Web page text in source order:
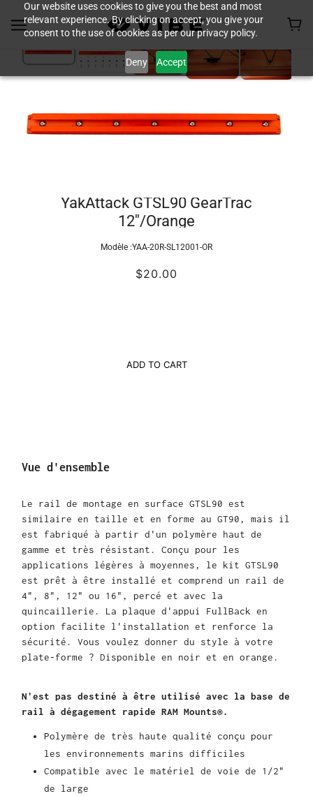
Our website uses cookies to give you the best and most
relevant experience. By clicking on accept, you give your
consent to the use of cookies as per our privacy policy.
Deny Accept
YakAttack GTSL90 GearTrac
12''/Orange
Modèle :YAA-20R-SL12001-OR
$20.00
ADD TO CART
Vue d'ensemble
Le rail de montage en surface GTSL90 est
similaire en taille et en forme au GT90, mais il
est fabriqué à partir d'un polymère haut de
gamme et très résistant. Conçu pour les
applications légères à moyennes, le kit GTSL90
est prêt à être installé et comprend un rail de
4", 8", 12" ou 16", percé et avec la
quincaillerie. La plaque d'appui FullBack en
option facilite l'installation et renforce la
sécurité. Vous voulez donner du style à votre
plate-forme ? Disponible en noir et en orange.
N'est pas destiné à être utilisé avec la base de
rail à dégagement rapide RAM Mounts®.
Polymère de très haute qualité conçu pour
les environnements marins difficiles
Compatible avec le matériel de voie de 1/2"
de large